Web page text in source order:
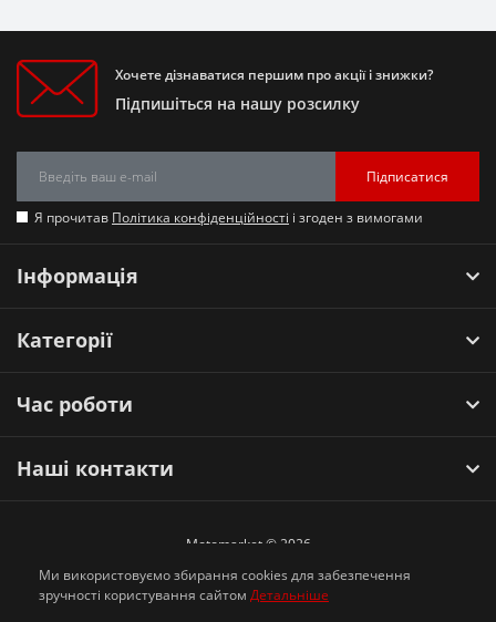
Хочете дізнаватися першим про акції і знижки?
Підпишіться на нашу розсилку
Підписатися
Я прочитав Політика конфіденційності і згоден з вимогами
Інформація
Категорії
Час роботи
Наші контакти
Motomarket © 2026
Ми використовуємо збирання cookies для забезпечення
зручності користування сайтом Детальніше